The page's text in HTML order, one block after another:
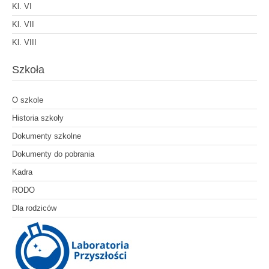
Kl. VI
Kl. VII
Kl. VIII
Szkoła
O szkole
Historia szkoły
Dokumenty szkolne
Dokumenty do pobrania
Kadra
RODO
Dla rodziców